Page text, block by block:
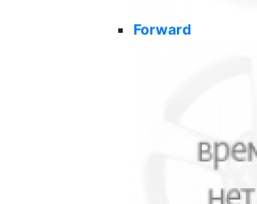
Forward